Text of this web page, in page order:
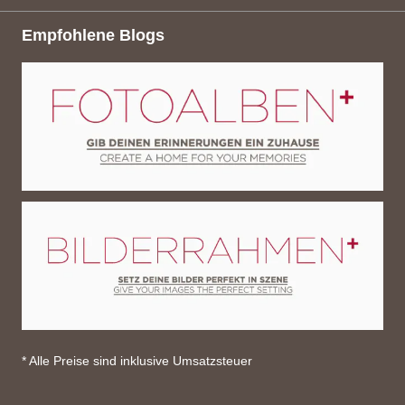
Empfohlene Blogs
* Alle Preise sind inklusive Umsatzsteuer